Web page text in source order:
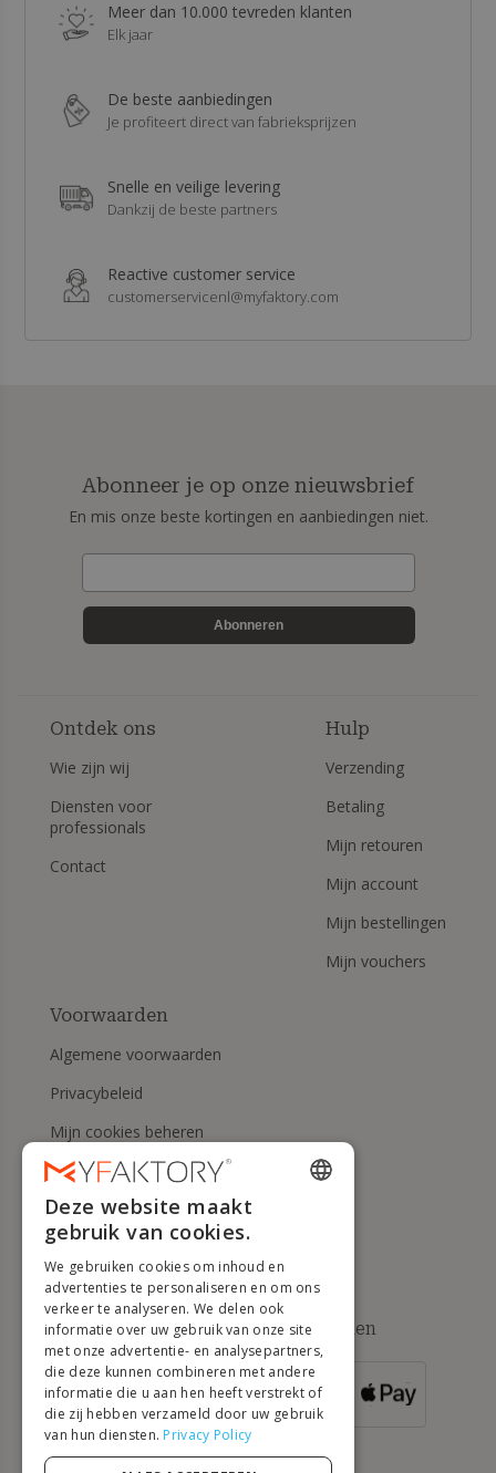
Meer dan 10.000 tevreden klanten
Elk jaar
De beste aanbiedingen
Je profiteert direct van fabrieksprijzen
Snelle en veilige levering
Dankzij de beste partners
Reactive customer service
customerservicenl@myfaktory.com
Abonneer je op onze nieuwsbrief
En mis onze beste kortingen en aanbiedingen niet.
Abonneren
Ontdek ons
Wie zijn wij
Diensten voor
professionals
Contact
Hulp
Verzending
Betaling
Mijn retouren
Mijn account
Mijn bestellingen
Mijn vouchers
Voorwaarden
Algemene voorwaarden
Privacybeleid
Mijn cookies beheren
Herroepingsrecht en
Hulp
Beschikbare betaalmethoden
VOOR
VANAF 500 €
DUTCH
GERMAN
ITALIAN
PORTUGUESE
Deze website maakt
gebruik van cookies.
We gebruiken cookies om inhoud en
advertenties te personaliseren en om ons
verkeer te analyseren. We delen ook
informatie over uw gebruik van onze site
met onze advertentie- en analysepartners,
die deze kunnen combineren met andere
informatie die u aan hen heeft verstrekt of
die zij hebben verzameld door uw gebruik
van hun diensten. Privacy Policy